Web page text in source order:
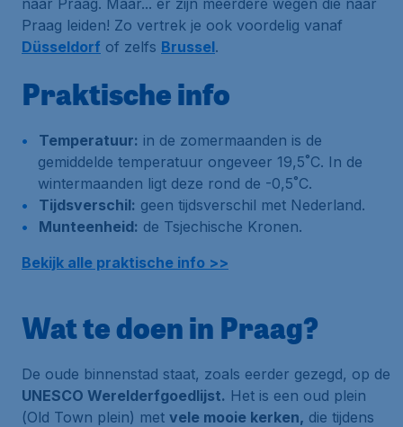
naar Praag. Maar... er zijn meerdere wegen die naar
Praag leiden! Zo vertrek je ook voordelig vanaf
Düsseldorf of zelfs Brussel.
Praktische info
Temperatuur: in de zomermaanden is de
gemiddelde temperatuur ongeveer 19,5˚C. In de
wintermaanden ligt deze rond de -0,5˚C.
Tijdsverschil: geen tijdsverschil met Nederland.
Munteenheid: de Tsjechische Kronen.
Bekijk alle praktische info >>
Wat te doen in Praag?
De oude binnenstad staat, zoals eerder gezegd, op de
UNESCO Werelderfgoedlijst. Het is een oud plein
(Old Town plein) met vele mooie kerken, die tijdens